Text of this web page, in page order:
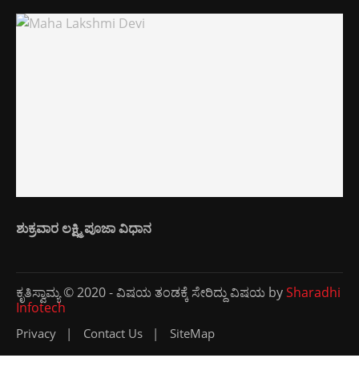
ಶುಕ್ರವಾರ ಲಕ್ಷ್ಮಿ ಪೂಜಾ ವಿಧಾನ
ಕೃತಿಸ್ವಾಮ್ಯ © 2020 - ವಿಷಯ ತಂಡಕ್ಕೆ ಸೇರಿದ್ದು ವಿಷಯ bySharadhi
Infotech
Privacy Contact Us SiteMap